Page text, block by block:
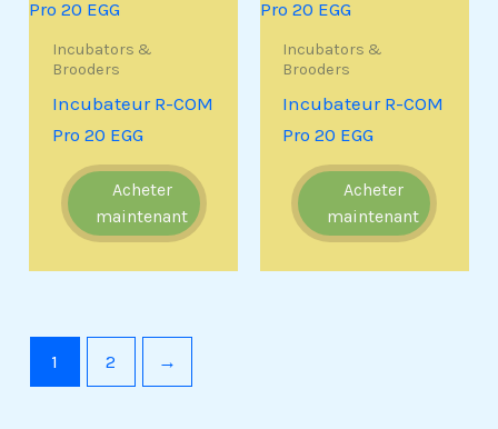
Incubators &
Brooders
Incubateur R-COM
Pro 20 EGG
Acheter
maintenant
Incubators &
Brooders
Incubateur R-COM
Pro 20 EGG
Acheter
maintenant
1 2 →